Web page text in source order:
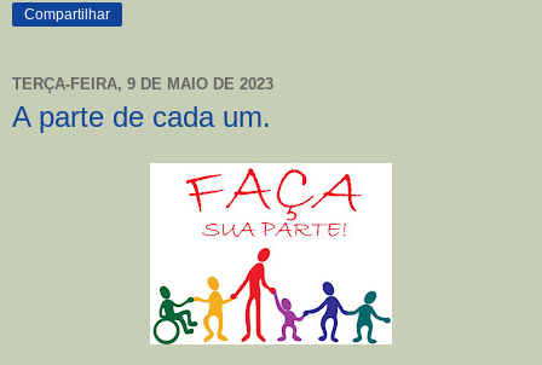
Compartilhar
TERÇA-FEIRA, 9 DE MAIO DE 2023
A parte de cada um.